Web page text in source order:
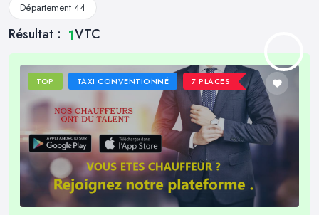
Département 44
Résultat : 1VTC
TOP TAXI CONVENTIONNÉ 7 PLACES